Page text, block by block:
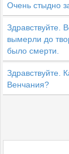
Очень стыдно
Здравствуйте.
вымерли до
было смерти.
Здравствуйте.
Венчания?